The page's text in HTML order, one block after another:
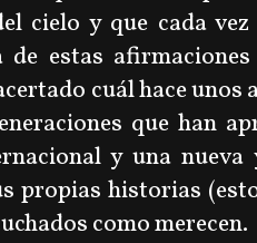
cielo y que cada
de estas
cuál hace unos
que han
y una
propias historias
como merecen.